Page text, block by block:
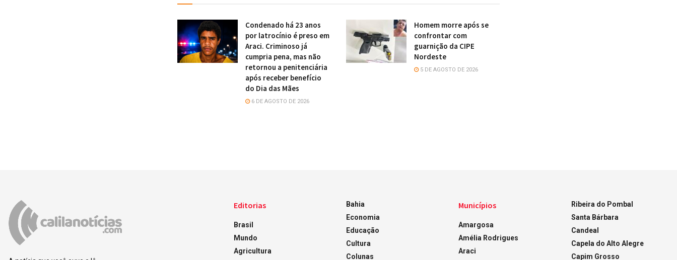
Condenado há 23 anos
por latrocínio é preso em
Araci. Criminoso já
cumpria pena, mas não
retornou a penitenciária
após receber benefício
do Dia das Mães
6 DE AGOSTO DE 2026
Homem morre após se
confrontar com
guarnição da CIPE
Nordeste
5 DE AGOSTO DE 2026
Editorias
Brasil
Mundo
Agricultura
Bahia
Economia
Educação
Cultura
Colunas
Municípios
Amargosa
Amélia Rodrigues
Araci
Ribeira do Pombal
Santa Bárbara
Candeal
Capela do Alto Alegre
Capim Grosso